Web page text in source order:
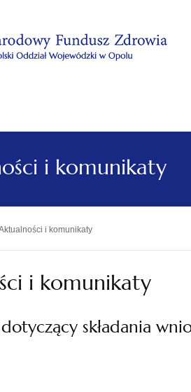
i komunikaty
i komunikaty
i komunikaty
składania